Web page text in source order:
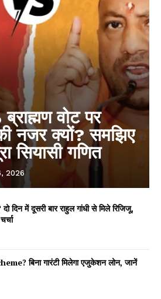
वोट पर
नजर क्यों? समझिए
सियासी गणित
2026
दिन में दूसरी बार राहुल गांधी से मिले रिजिजू,
बिना गारंटी मिलेगा एजुकेशन लोन, जानें